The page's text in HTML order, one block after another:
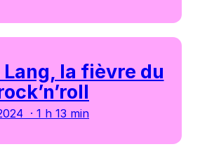
Lang, la fièvre du
· 1 h 13 min